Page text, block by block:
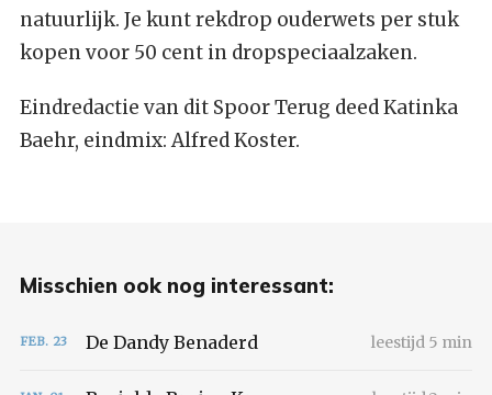
natuurlijk. Je kunt rekdrop ouderwets per stuk
kopen voor 50 cent in dropspeciaalzaken.
Eindredactie van dit Spoor Terug deed Katinka
Baehr, eindmix: Alfred Koster.
Misschien ook nog interessant:
FEB. 23 De Dandy Benaderd leestijd 5 min